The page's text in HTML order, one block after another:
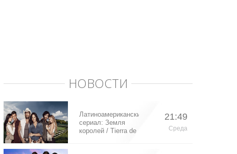
НОВОСТИ
Латиноамериканский
сериал: Земля
королей / Tierra de
21:49
Среда